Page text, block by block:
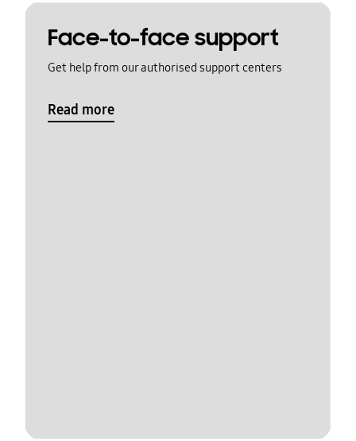
Face-to-face support
Get help from our authorised support centers
Read more